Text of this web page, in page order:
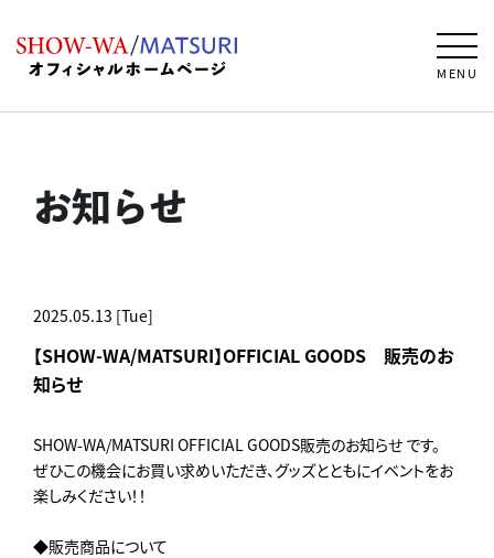
MENU
お知らせ
2025.05.13 [Tue]
【SHOW-WA/MATSURI】OFFICIAL GOODS 販売のお
知らせ
SHOW-WA/MATSURI OFFICIAL GOODS販売のお知らせ です。
ぜひこの機会にお買い求めいただき、グッズとともにイベントをお
楽しみください！！
◆販売商品について